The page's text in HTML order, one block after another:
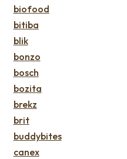
biofood
bitiba
blik
bonzo
bosch
bozita
brekz
brit
buddybites
canex